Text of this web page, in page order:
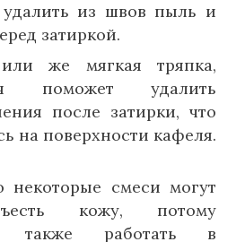
из швов пыль и
затиркой.
же мягкая тряпка,
поможет удалить
после затирки, что
на поверхности кафеля.
некоторые смеси могут
кожу, потому
также работать в